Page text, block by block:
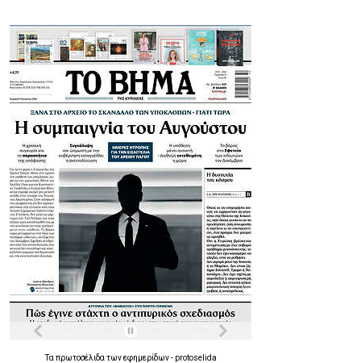
Τα πρωτοσέλιδα τωνεφημερίδων- protoselida